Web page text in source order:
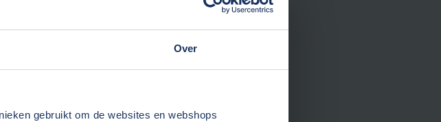
Over
gebruikt om de websites en webshops